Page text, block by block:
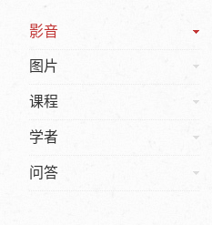
课程
学者
问答
影音
图片